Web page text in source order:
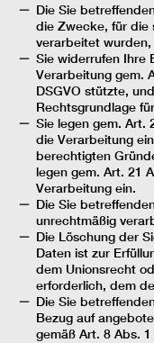
Die Sie
die Zwecke, für die
verarbeitet
Sie widerrufen Ihre
Verarbeitung gem.
DSGVO stützte,
Rechtsgrundlage
Sie legen gem. Art.
die Verarbeitung
berechtigten
legen gem. Art. 21
Verarbeitung ein.
Die Sie
unrechtmäßig
Die Löschung der
Daten ist zur
dem Unionsrecht
erforderlich, dem
Die Sie
Bezug auf
gemäß Art. 8 Abs.